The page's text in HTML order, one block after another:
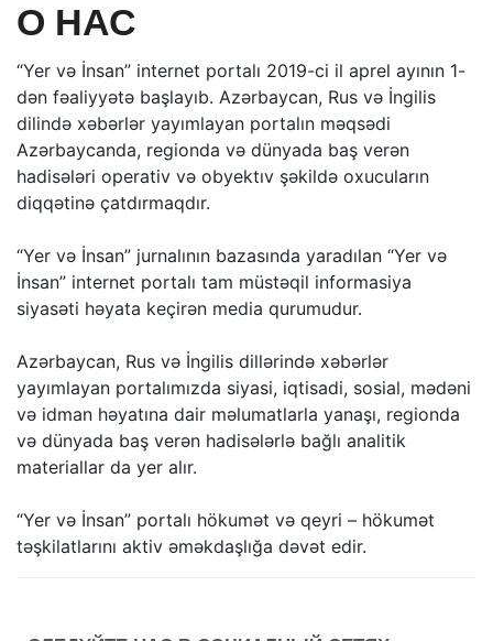
О НАС
“Yer və İnsan” internet portalı 2019-ci il aprel ayının 1-
dən fəaliyyətə başlayıb. Azərbaycan, Rus və İngilis
dilində xəbərlər yayımlayan portalın məqsədi
Azərbaycanda, regionda və dünyada baş verən
hadisələri operativ və obyektıv şəkildə oxucuların
diqqətinə çatdırmaqdır.
“Yer və İnsan” jurnalının bazasında yaradılan “Yer və
İnsan” internet portalı tam müstəqil informasiya
siyasəti həyata keçirən media qurumudur.
Azərbaycan, Rus və İngilis dillərində xəbərlər
yayımlayan portalımızda siyasi, iqtisadi, sosial, mədəni
və idman həyatına dair məlumatlarla yanaşı, regionda
və dünyada baş verən hadisələrlə bağlı analitik
materiallar da yer alır.
“Yer və İnsan” portalı hökumət və qeyri – hökumət
təşkilatlarını aktiv əməkdaşlığa dəvət edir.